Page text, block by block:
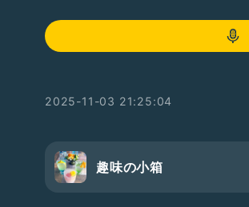
2025-11-03 21:25:04
趣味の小箱